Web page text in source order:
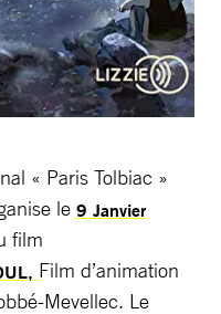
« Paris Tolbiac »
le 9 Janvier
film
Film d’animation
Mevellec. Le